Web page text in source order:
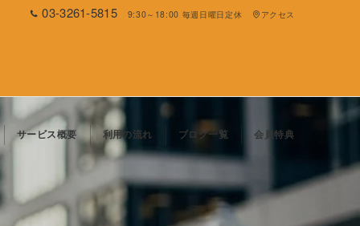
03-3261-5815 9:30～18:00 毎週日曜日定休 アクセス
サービス概要 利用の流れ ブログ一覧 会員特典